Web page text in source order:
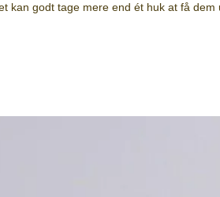
kan godt tage mere end ét huk at få